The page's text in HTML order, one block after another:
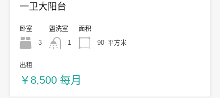
一卫大阳台
卧室
3
盥洗室
1
面积
90 平方米
出租
￥8,500 每月